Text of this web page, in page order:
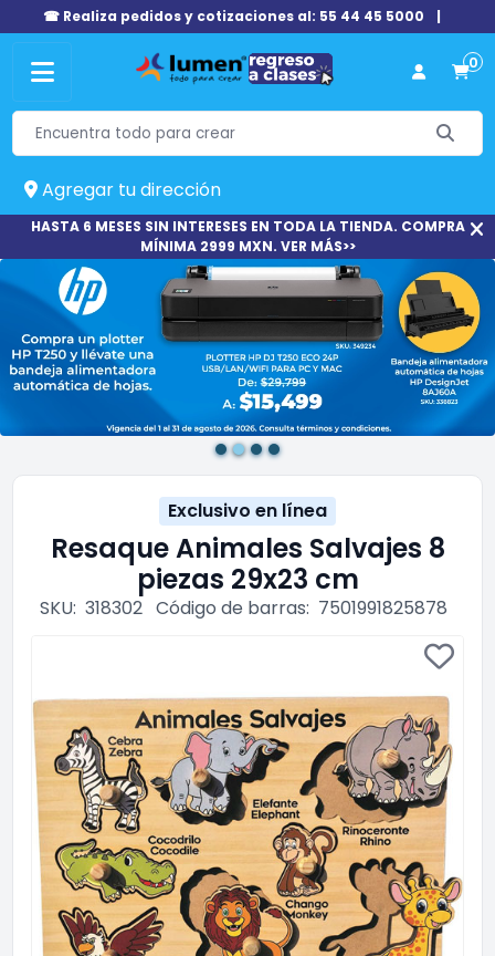
☎ Realiza pedidos y cotizaciones al: 55 44 45 5000 |
0
Agregar tu dirección
HASTA 6 MESES SIN INTERESES EN TODA LA TIENDA. COMPRA
MÍNIMA 2999 MXN. VER MÁS>>
Exclusivo en línea
Resaque Animales Salvajes 8
piezas 29x23 cm
SKU: 318302 Código de barras: 7501991825878